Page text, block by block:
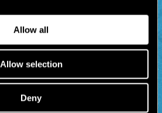
Allow all
Allow selection
Deny
DESDE BRASIL!!!!
#coronacactus #
Crizón y Los
Blues Leo Villa
Uke,...